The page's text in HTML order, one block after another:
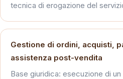
tecnica di erogazione del
Gestione di ordini, acquisti,
assistenza post-vendita
Base giuridica: esecuzione di